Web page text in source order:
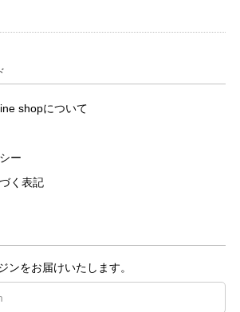
shopについて
ー
く表記
ンをお届けいたします。